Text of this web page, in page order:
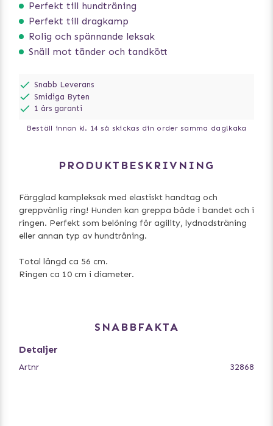
Perfekt till hundträning
Perfekt till dragkamp
Rolig och spännande leksak
Snäll mot tänder och tandkött
Snabb Leverans
Smidiga Byten
1 års garanti
Beställ innan kl. 14 så skickas din order samma dag!kaka
PRODUKTBESKRIVNING
Färgglad kampleksak med elastiskt handtag och
greppvänlig ring! Hunden kan greppa både i bandet och i
ringen. Perfekt som belöning för agility, lydnadsträning
eller annan typ av hundträning.
Total längd ca 56 cm.
Ringen ca 10 cm i diameter.
SNABBFAKTA
Detaljer
Artnr 32868